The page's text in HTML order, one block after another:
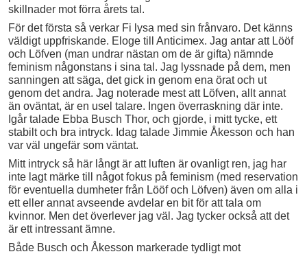
skillnader mot förra årets tal.
För det första så verkar Fi lysa med sin frånvaro. Det känns
väldigt uppfriskande. Eloge till Anticimex. Jag antar att Lööf
och Löfven (man undrar nästan om de är gifta) nämnde
feminism någonstans i sina tal. Jag lyssnade på dem, men
sanningen att säga, det gick in genom ena örat och ut
genom det andra. Jag noterade mest att Löfven, allt annat
än oväntat, är en usel talare. Ingen överraskning där inte.
Igår talade Ebba Busch Thor, och gjorde, i mitt tycke, ett
stabilt och bra intryck. Idag talade Jimmie Åkesson och han
var väl ungefär som väntat.
Mitt intryck så här långt är att luften är ovanligt ren, jag har
inte lagt märke till något fokus på feminism (med reservation
för eventuella dumheter från Lööf och Löfven) även om alla i
ett eller annat avseende avdelar en bit för att tala om
kvinnor. Men det överlever jag väl. Jag tycker också att det
är ett intressant ämne.
Både Busch och Åkesson markerade tydligt mot